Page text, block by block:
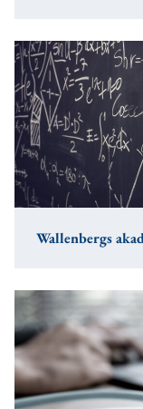
Wallenbergs